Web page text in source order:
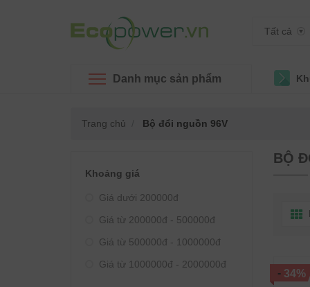
Tất cả
Danh mục sản phẩm
Trang chủ Bộ đổi nguồn 96V
Khoảng giá
Giá dưới 200000đ
Giá từ 200000đ - 500000đ
Giá từ 500000đ - 1000000đ
Giá từ 1000000đ - 2000000đ
BỘ
- 34%